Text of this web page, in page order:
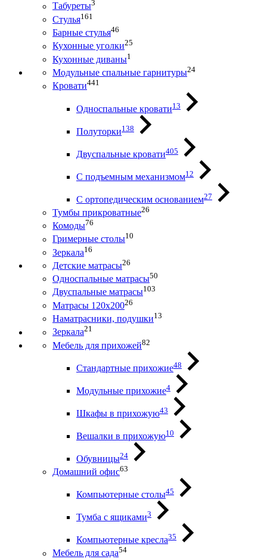
Табуреты3
Стулья161
Барные стулья46
Кухонные уголки25
Кухонные диваны1
Модульные спальные гарнитуры24
Кровати441
Односпальные кровати13
Полуторки138
Двуспальные кровати405
С подъемным механизмом12
С ортопедическим основанием27
Тумбы прикроватные26
Комоды76
Гримерные столы10
Зеркала16
Детские матрасы26
Односпальные матрасы50
Двуспальные матрасы103
Матрасы 120х20026
Наматрасники, подушки13
Зеркала21
Мебель для прихожей82
Стандартные прихожие48
Модульные прихожие4
Шкафы в прихожую43
Вешалки в прихожую10
Обувницы24
Домашний офис63
Компьютерные столы45
Тумба с ящиками3
Компьютерные кресла35
Мебель для сада54